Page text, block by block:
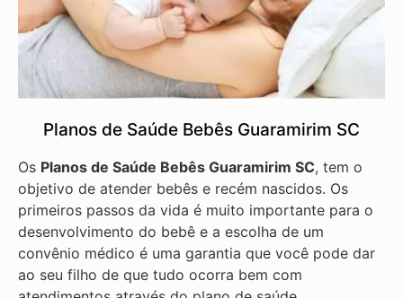
Planos de Saúde Bebês Guaramirim SC
Os Planos de Saúde Bebês Guaramirim SC, tem o
objetivo de atender bebês e recém nascidos. Os
primeiros passos da vida é muito importante para o
desenvolvimento do bebê e a escolha de um
convênio médico é uma garantia que você pode dar
ao seu filho de que tudo ocorra bem com